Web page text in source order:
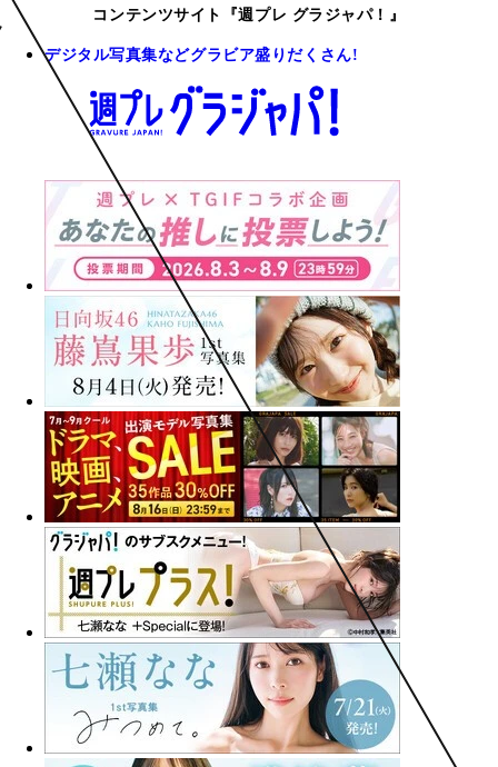
コンテンツサイト『週プレ グラジャパ！』
デジタル写真集などグラビア盛りだくさん!